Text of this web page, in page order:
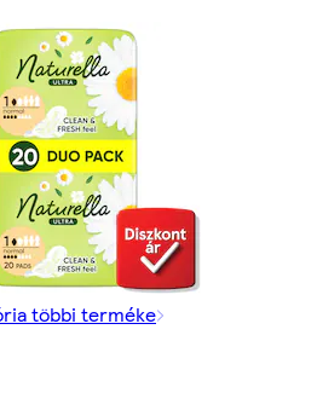
többi terméke